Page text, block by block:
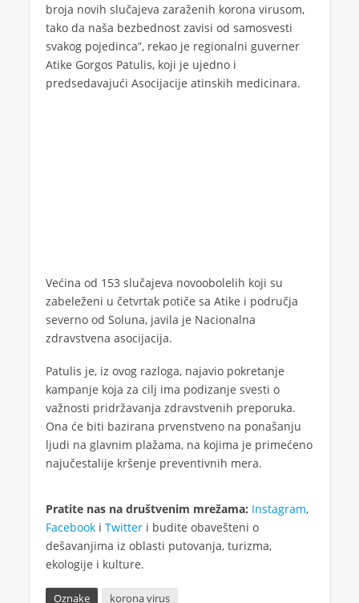
broja novih slučajeva zaraženih korona virusom,
tako da naša bezbednost zavisi od samosvesti
svakog pojedinca”, rekao je regionalni guverner
Atike Gorgos Patulis, koji je ujedno i
predsedavajući Asocijacije atinskih medicinara.
Većina od 153 slučajeva novoobolelih koji su
zabeleženi u četvrtak potiče sa Atike i područja
severno od Soluna, javila je Nacionalna
zdravstvena asocijacija.
Patulis je, iz ovog razloga, najavio pokretanje
kampanje koja za cilj ima podizanje svesti o
važnosti pridržavanja zdravstvenih preporuka.
Ona će biti bazirana prvenstveno na ponašanju
ljudi na glavnim plažama, na kojima je primećeno
najučestalije kršenje preventivnih mera.
Pratite nas na društvenim mrežama: Instagram,
Facebooki Twitteri budite obavešteni o
dešavanjima iz oblasti putovanja, turizma,
ekologije i kulture.
Oznake korona virus